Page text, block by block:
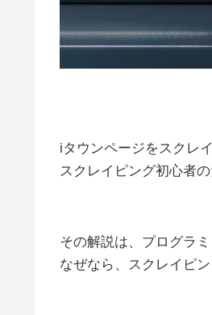
iタウンページをスクレ
スクレイピング初心者
その解説は、プログラ
なぜなら、スクレイピ